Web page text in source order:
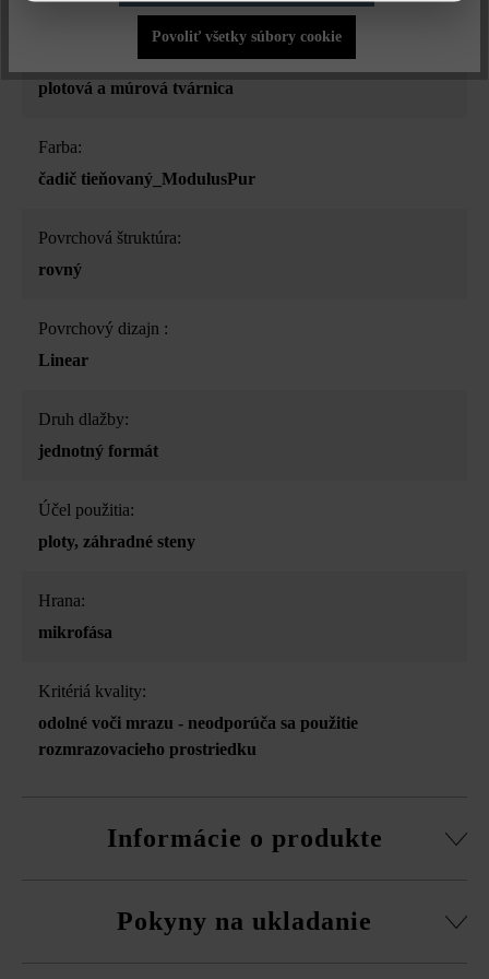
Druh produktu:
plotová a múrová tvárnica
Farba:
čadič tieňovaný_ModulusPur
Povrchová štruktúra:
rovný
Povrchový dizajn :
Linear
Druh dlažby:
jednotný formát
Účel použitia:
ploty, záhradné steny
Hrana:
mikrofása
Kritériá kvality:
odolné voči mrazu - neodporúča sa použitie
rozmrazovacieho prostriedku
Informácie o produkte
kamene, súpravy rohových kociek a vrchná doska.
Pokyny na ukladanie
Povoliť všetky súbory cookie